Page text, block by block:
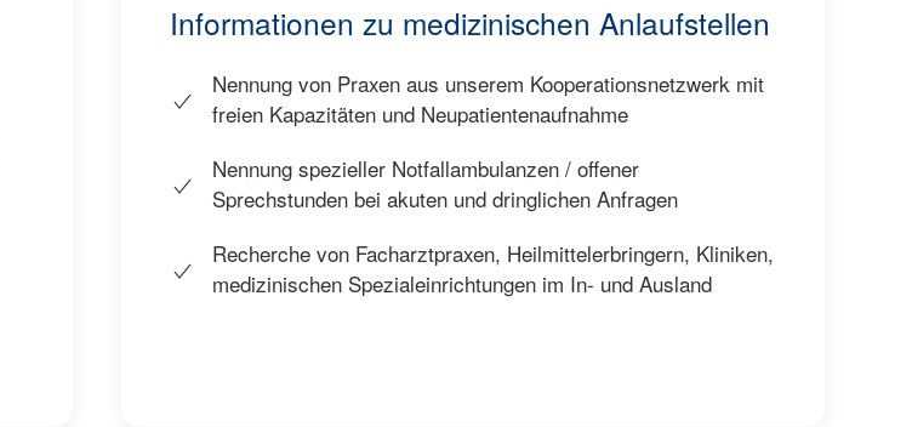
Informationen zu medizinischen Anlaufstellen
Nennung von Praxen aus unserem Kooperationsnetzwerk mit
freien Kapazitäten und Neupatientenaufnahme
Nennung spezieller Notfallambulanzen / offener
Sprechstunden bei akuten und dringlichen Anfragen
Recherche von Facharztpraxen, Heilmittelerbringern, Kliniken,
medizinischen Spezialeinrichtungen im In- und Ausland